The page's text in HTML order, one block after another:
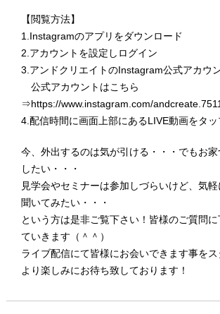
【閲覧方法】
1.Instagramのアプリをダウンロード
2.アカウントを設定しログイン
3.アンドクリエイトのInstagram公式アカウ
公式アカウントはこちら
⇒https://www.instagram.com/
4.配信時間に画面上部にあるLIVE動画をタッ
今、外出するのは気が引ける・・・でもお
したい・・・
見学会やセミナーは参加しづらいけど、気
聞いてみたい・・・
という方は是非ご覧下さい！皆様のご質問
ていきます（＾＾）
ライブ配信にて皆様にお会いできます事を
より楽しみにお待ち致しております！